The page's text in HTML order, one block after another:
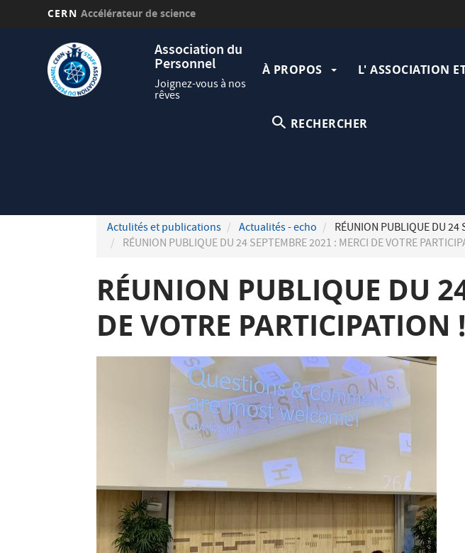
CERN Accélérateur de science
Association du
Personnel
Joignez-vous à nos
rêves
principale
À PROPOS L' ASSOCIATION
RECHERCHER
Actulités et publications Actualités - echo
RÉUNION PUBLIQUE DU 24
RÉUNION PUBLIQUE DU 24 SEPTEMBRE 2021 : MERCI DE VOTRE
RÉUNION PUBLIQUE DU
DE VOTRE PARTICIPATION !